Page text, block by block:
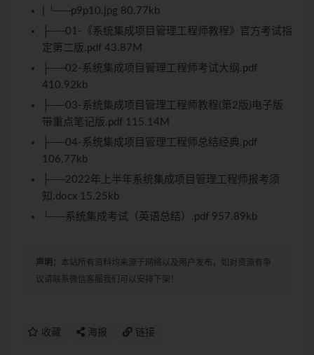
| └──p9p10.jpg 80.77kb
├──01-《系统集成项目管理工程师教程》官方考试指
定第二版.pdf 43.87M
├──02-系统集成项目管理工程师考试大纲.pdf
410.92kb
├──03-系统集成项目管理工程师教程(第2版)电子版
带重点笔记版.pdf 115.14M
├──04-系统集成项目管理工程师总结经典.pdf
106.77kb
├──2022年上半年系统集成项目管理工程师报考须
知.docx 15.25kb
└──系统集成考试（英语总结）.pdf 957.89kb
声明： 本站所有资料均来源于网络以及用户发布，如对资源有争
议请联系微信客服我们可以安排下架！
收藏 海报 链接